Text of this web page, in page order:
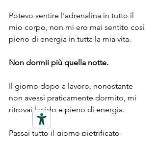
Potevo sentire l'adrenalina in tutto il
mio corpo, non mi ero mai sentito così
pieno di energia in tutta la mia vita.
Non dormii più quella notte.
Il giorno dopo a lavoro, nonostante
non avessi praticamente dormito, mi
ritrovai lucido e pieno di energia.
Passai tutto il giorno pietrificato